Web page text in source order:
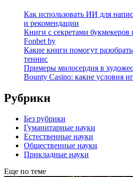
Как использовать ИИ для
и рекомендации
Книги с секретами букмекеров
Fonbet by
Какие книги помогут
теннис
Примеры милосердия в
Bounty Casino: какие условия
Рубрики
Без рубрики
Гуманитарные науки
Естественные науки
Общественные науки
Прикладные науки
Еще по теме